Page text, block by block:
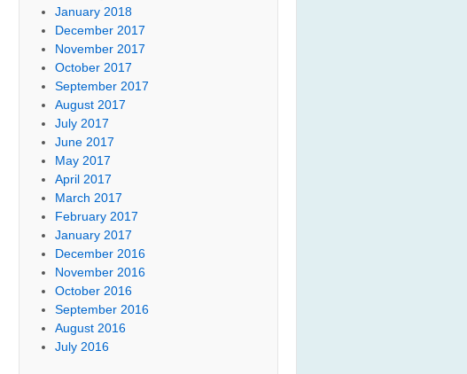
January 2018
December 2017
November 2017
October 2017
September 2017
August 2017
July 2017
June 2017
May 2017
April 2017
March 2017
February 2017
January 2017
December 2016
November 2016
October 2016
September 2016
August 2016
July 2016